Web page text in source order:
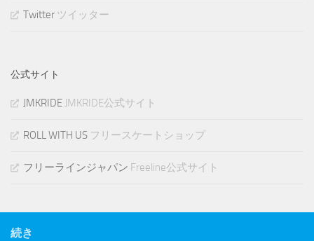
Twitter ツイッター
公式サイト
JMKRIDE JMKRIDE公式サイト
ROLL WITH US フリースケートショップ
フリーラインジャパン Freeline公式サイト
続き